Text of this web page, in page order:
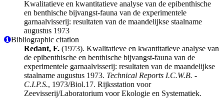
Kwalitatieve en kwantitatieve analyse van de epibenthische
en benthische bijvangst-fauna van de experimentele
garnaalvisserij: resultaten van de maandelijkse staalname
augustus 1973
Bibliographic citation
Redant, F. (1973). Kwalitatieve en kwantitatieve analyse van
de epibenthische en benthische bijvangst-fauna van de
experimentele garnaalvisserij: resultaten van de maandelijkse
staalname augustus 1973. Technical Reports I.C.W.B. -
C.I.P.S., 1973/Biol.17. Rijksstation voor
Zeevisserij/Laboratorium voor Ekologie en Systematiek.